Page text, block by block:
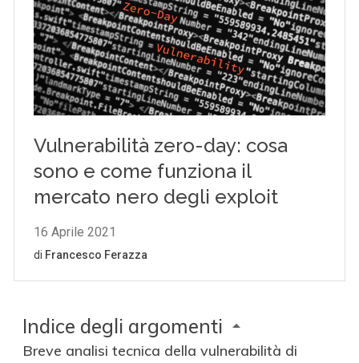
Indice degli argomenti
Breve analisi tecnica della vulnerabilità di